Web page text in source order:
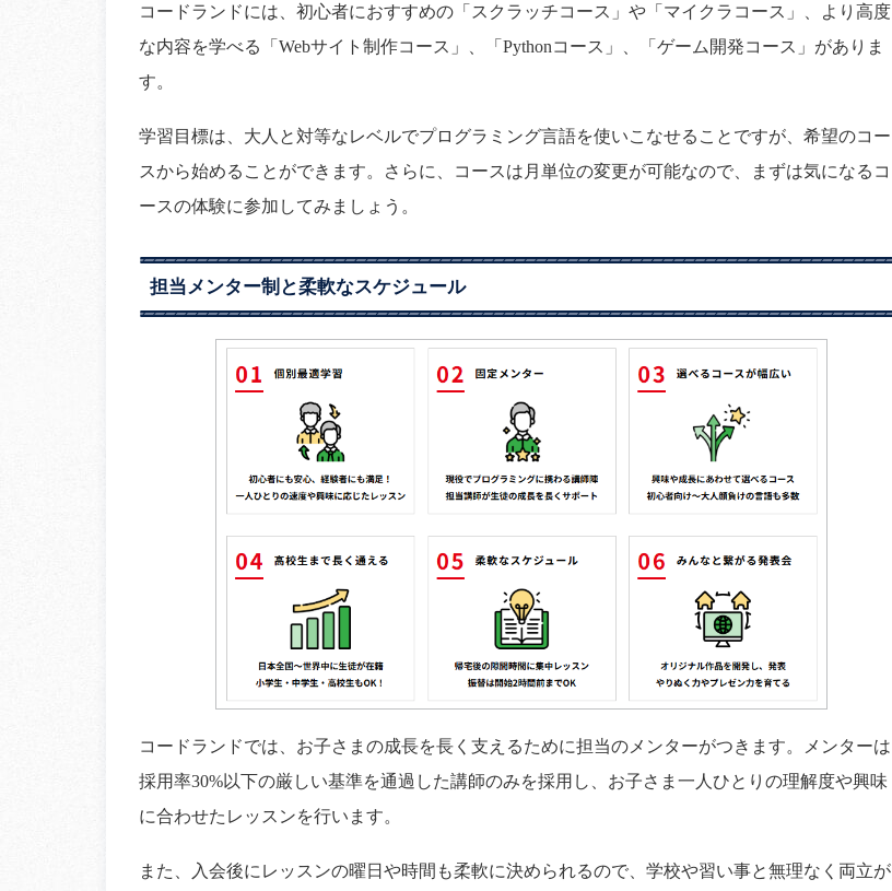
コードランドには、初心者におすすめの「スクラッチコース」や「マイクラコース」、より高度
な内容を学べる「Webサイト制作コース」、「Pythonコース」、「ゲーム開発コース」がありま
す。
学習目標は、大人と対等なレベルでプログラミング言語を使いこなせることですが、希望のコー
スから始めることができます。さらに、コースは月単位の変更が可能なので、まずは気になるコ
ースの体験に参加してみましょう。
担当メンター制と柔軟なスケジュール
コードランドでは、お子さまの成長を長く支えるために担当のメンターがつきます。メンターは
採用率30%以下の厳しい基準を通過した講師のみを採用し、お子さま一人ひとりの理解度や興味
に合わせたレッスンを行います。
また、入会後にレッスンの曜日や時間も柔軟に決められるので、学校や習い事と無理なく両立が